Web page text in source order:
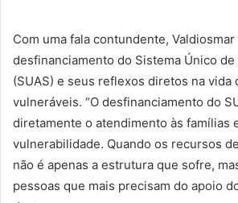
Com uma fala contundente,
desfinanciamento do Sistema Único
(SUAS) e seus reflexos diretos na vida
vulneráveis. “O desfinanciamento do
diretamente o atendimento às famílias
vulnerabilidade. Quando os recursos
não é apenas a estrutura que sofre,
pessoas que mais precisam do apoio